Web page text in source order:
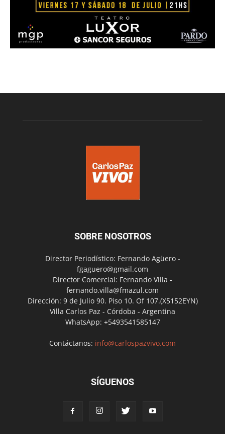
SOBRE NOSOTROS
Director Periodístico: Fernando Agüero -
fgaguero@gmail.com
Director Comercial: Fernando Villa -
fernando.villa@fmazul.com
Dirección: 9 de Julio 90. Piso 10. Of 107.(X5152EYN)
Villa Carlos Paz - Córdoba - Argentina
WhatsApp: +5493541585147
Contáctanos: info@carlospazvivo.com
SÍGUENOS